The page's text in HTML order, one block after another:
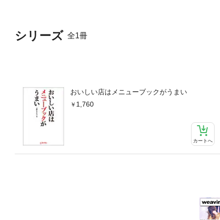
シリーズ 全1冊
おいしい店はメニューブックがうまい
1,760
カートへ